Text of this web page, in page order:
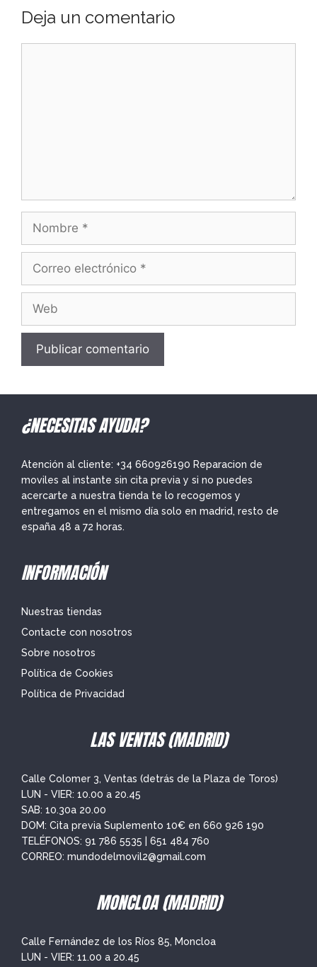
Deja un comentario
electrónico
¿NECESITAS AYUDA?
Atención al cliente: +34 660926190 Reparacion de
moviles al instante sin cita previa y si no puedes
acercarte a nuestra tienda te lo recogemos y
entregamos en el mismo día solo en madrid, resto de
españa 48 a 72 horas.
INFORMACIÓN
Nuestras tiendas
Contacte con nosotros
Sobre nosotros
Política de Cookies
Política de Privacidad
LAS VENTAS (MADRID)
Calle Colomer 3, Ventas (detrás de la Plaza de Toros)
LUN - VIER: 10.00 a 20.45
SAB: 10.30a 20.00
DOM: Cita previa Suplemento 10€ en 660 926 190
TELÉFONOS: 91 786 5535
651 484 760
CORREO: mundodelmovil2@gmail.com
MONCLOA (MADRID)
Calle Fernández de los Ríos 85, Moncloa
LUN - VIER: 11.00 a 20.45